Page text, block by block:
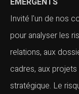
Invité l'un de nos
pour analyser les
relations, aux
cadres, aux projets
stratégique. Le